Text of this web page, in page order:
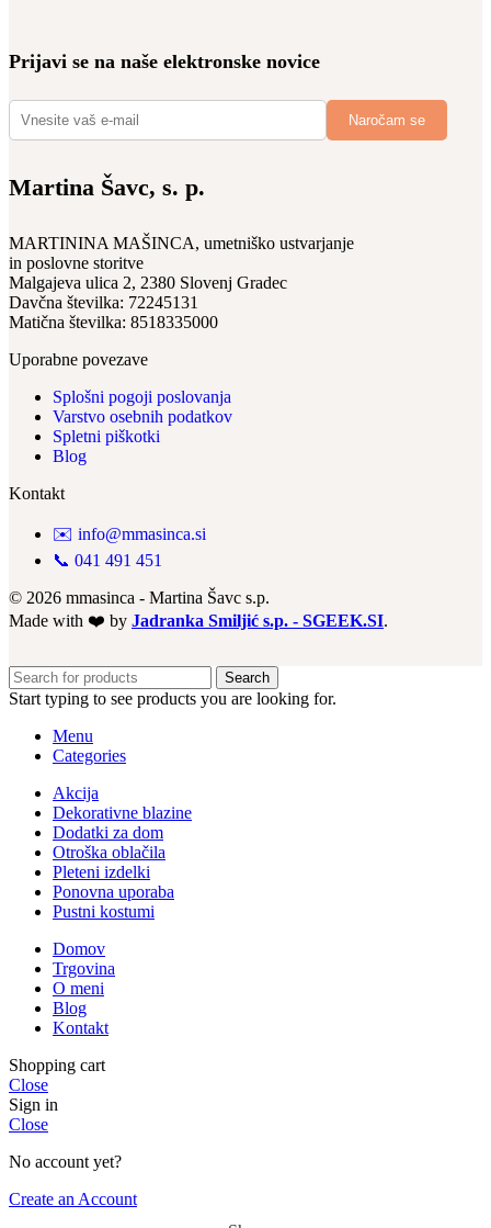
Prijavi se na naše elektronske novice
Martina Šavc, s. p.
MARTININA MAŠINCA, umetniško ustvarjanje
in poslovne storitve
Malgajeva ulica 2, 2380 Slovenj Gradec
Davčna številka: 72245131
Matična številka: 8518335000
Uporabne povezave
Splošni pogoji poslovanja
Varstvo osebnih podatkov
Spletni piškotki
Blog
Kontakt
✉️ info@mmasinca.si
📞 041 491 451
© 2026 mmasinca - Martina Šavc s.p.
Made with ❤️ by Jadranka Smiljić s.p. - SGEEK.SI.
Search
Start typing to see products you are looking for.
Menu
Categories
Akcija
Dekorativne blazine
Dodatki za dom
Otroška oblačila
Pleteni izdelki
Ponovna uporaba
Pustni kostumi
Domov
Trgovina
O meni
Blog
Kontakt
Shopping cart
Close
Sign in
Close
No account yet?
Create an Account